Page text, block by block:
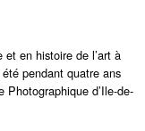
en histoire de l’art à
pendant quatre ans
Photographique d’Ile-de-